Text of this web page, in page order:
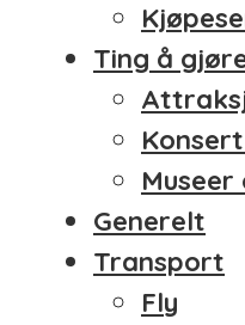
Ting å
Generelt
Transport
Fly